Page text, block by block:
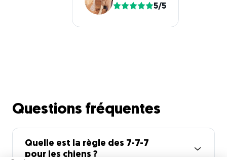
5/5
Questions fréquentes
Quelle est la règle des 7-7-7
pour les chiens ?